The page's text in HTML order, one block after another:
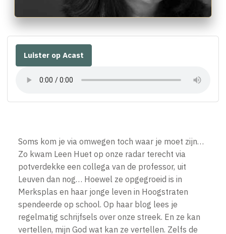
Luister op Acast
Soms kom je via omwegen toch waar je moet zijn…
Zo kwam Leen Huet op onze radar terecht via
potverdekke een collega van de professor, uit
Leuven dan nog… Hoewel ze opgegroeid is in
Merksplas en haar jonge leven in Hoogstraten
spendeerde op school. Op haar blog lees je
regelmatig schrijfsels over onze streek. En ze kan
vertellen, mijn God wat kan ze vertellen. Zelfs de